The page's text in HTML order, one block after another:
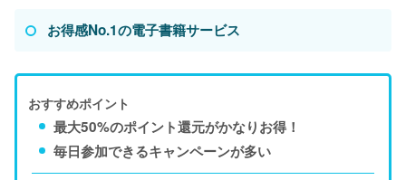
お得感No.1の電子書籍サービス
おすすめポイント
最大50%のポイント還元がかなりお得！
毎日参加できるキャンペーンが多い